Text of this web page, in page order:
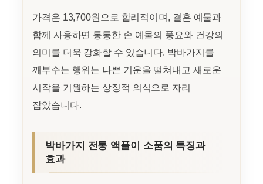
가격은 13,700원으로 합리적이며, 결혼 예물과
함께 사용하면 통통한 손 예물의 풍요와 건강의
의미를 더욱 강화할 수 있습니다. 박바가지를
깨부수는 행위는 나쁜 기운을 떨쳐내고 새로운
시작을 기원하는 상징적 의식으로 자리
잡았습니다.
박바가지 전통 액풀이 소품의 특징과
효과